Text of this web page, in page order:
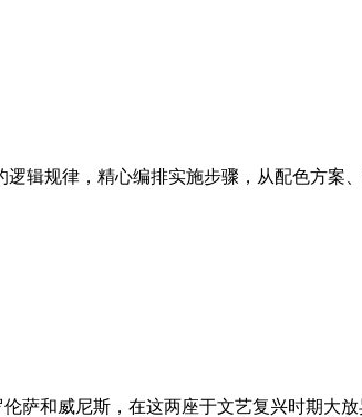
辑规律，精心编排实施步骤，从配色方案
和威尼斯，在这两座于文艺复兴时期大放